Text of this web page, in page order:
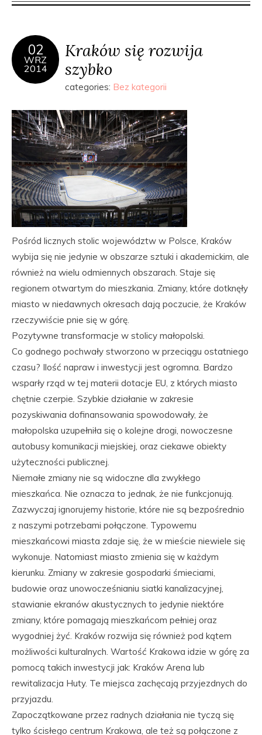
02
WRZ
2014
Kraków się rozwija
szybko
categories: Bez kategorii
Pośród licznych stolic województw w Polsce, Kraków
wybija się nie jedynie w obszarze sztuki i akademickim, ale
również na wielu odmiennych obszarach. Staje się
regionem otwartym do mieszkania. Zmiany, które dotknęły
miasto w niedawnych okresach dają poczucie, że Kraków
rzeczywiście pnie się w górę.
Pozytywne transformacje w stolicy małopolski.
Co godnego pochwały stworzono w przeciągu ostatniego
czasu? Ilość napraw i inwestycji jest ogromna. Bardzo
wsparły rząd w tej materii dotacje EU, z których miasto
chętnie czerpie. Szybkie działanie w zakresie
pozyskiwania dofinansowania spowodowały, że
małopolska uzupełniła się o kolejne drogi, nowoczesne
autobusy komunikacji miejskiej, oraz ciekawe obiekty
użyteczności publicznej.
Niemałe zmiany nie są widoczne dla zwykłego
mieszkańca. Nie oznacza to jednak, że nie funkcjonują.
Zazwyczaj ignorujemy historie, które nie są bezpośrednio
z naszymi potrzebami połączone. Typowemu
mieszkańcowi miasta zdaje się, że w mieście niewiele się
wykonuje. Natomiast miasto zmienia się w każdym
kierunku. Zmiany w zakresie gospodarki śmieciami,
budowie oraz unowocześnianiu siatki kanalizacyjnej,
stawianie ekranów akustycznych to jedynie niektóre
zmiany, które pomagają mieszkańcom pełniej oraz
wygodniej żyć. Kraków rozwija się również pod kątem
możliwości kulturalnych. Wartość Krakowa idzie w górę za
pomocą takich inwestycji jak: Kraków Arena lub
rewitalizacja Huty. Te miejsca zachęcają przyjezdnych do
przyjazdu.
Zapoczątkowane przez radnych działania nie tyczą się
tylko ścisłego centrum Krakowa, ale też są połączone z